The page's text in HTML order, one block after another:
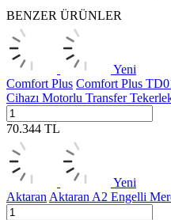
BENZER ÜRÜNLER
Yeni
Comfort Plus Comfort Plus
Cihazı Motorlu Transfer
70.344 TL
Yeni
Aktaran Aktaran A2 Engelli